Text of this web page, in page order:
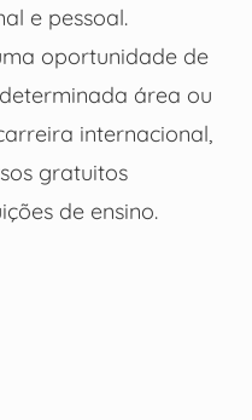
e pessoal.
oportunidade de
área ou
internacional,
gratuitos
de ensino.